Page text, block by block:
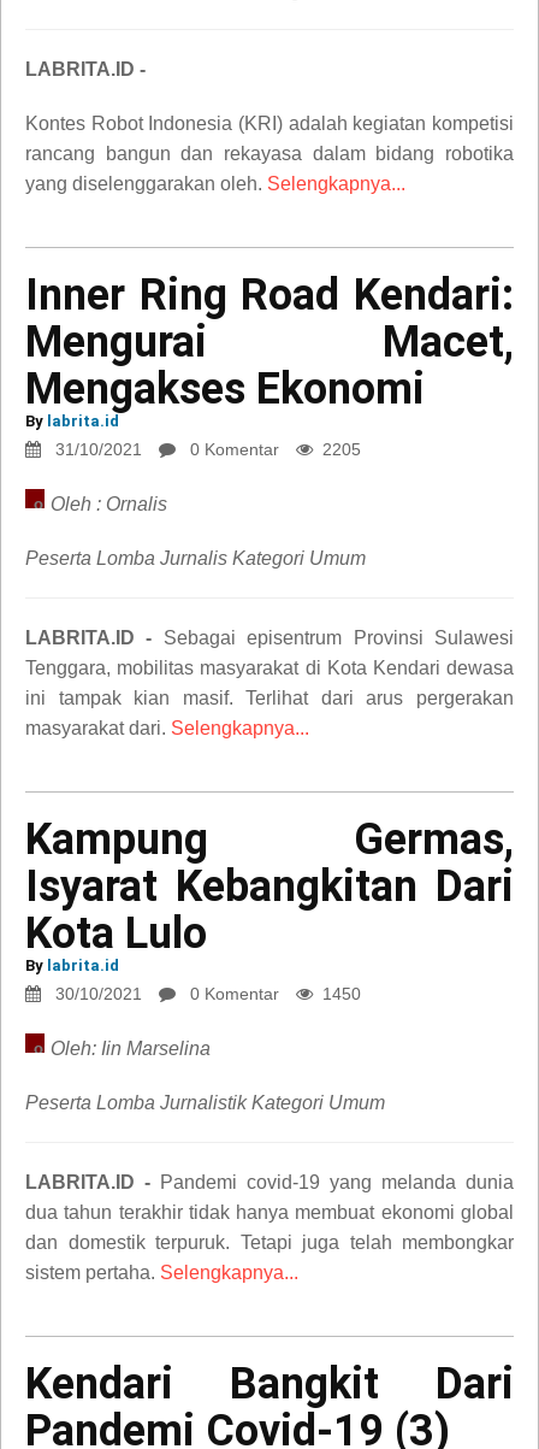
LABRITA.ID -
Kontes Robot Indonesia (KRI) adalah kegiatan kompetisi
rancang bangun dan rekayasa dalam bidang robotika
yang diselenggarakan oleh. Selengkapnya...
Inner Ring Road Kendari:
Mengurai Macet,
Mengakses Ekonomi
By labrita.id
31/10/2021 0 Komentar 2205
opini
Ring
Road
Kendari:
Mengurai
Macet,
Mengakses
Oleh : Ornalis
Peserta Lomba Jurnalis Kategori Umum
LABRITA.ID - Sebagai episentrum Provinsi Sulawesi
Tenggara, mobilitas masyarakat di Kota Kendari dewasa
ini tampak kian masif. Terlihat dari arus pergerakan
masyarakat dari. Selengkapnya...
Kampung Germas,
Isyarat Kebangkitan Dari
Kota Lulo
By labrita.id
30/10/2021 0 Komentar 1450
opini
Kampung
Germas,
Isyarat
Kebangkitan
Dari
Kota
Oleh: Iin Marselina
Peserta Lomba Jurnalistik Kategori Umum
LABRITA.ID - Pandemi covid-19 yang melanda dunia
dua tahun terakhir tidak hanya membuat ekonomi global
dan domestik terpuruk. Tetapi juga telah membongkar
sistem pertaha. Selengkapnya...
Kendari Bangkit Dari
Pandemi Covid-19 (3)
Kendari
Bangkit
Dari
Pandemi